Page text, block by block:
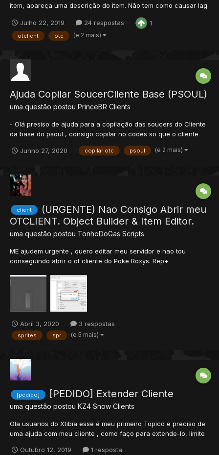
item, apareça uma descrição do item. Não tem como causar lag
do arquivo na TAG itemsList Vai em
otclient/modules/game_interface/widgets e abra o arquivo
Julho 22, 2019 24 respostas 1
otclient otc (e 2 mais)
Ajuda Copilar SoucerCliente Base (PSOUL)
uma questão postou PrinceBR Clients
- Olá presiso de ajuda para a copilação das soucers do Cliente
da base do psoul , consigo copilar no codes so que o cliente
copilado não abre e nem da erro não mostra nada, no visual
studio 2013 que pede a versao v10 para a copilação da soucers
Junho 27, 2020 copilar otc psoul (e 2 mais)
client
(URGENTE) Nao Consigo Abrir meu
OTCLIENT. Object Builder & Item Editor.
uma questão postou TonhoDoGas Scripts
ME ajudem urgente , quero editar meu servidor e nao tou
conseguindo abrir o ot cliente do Poke Roxys. Rep+
Abril 3, 2020 3 respostas
sprites spr (e 5 mais)
[pedido] [PEDIDO] Extender Cliente
uma questão postou KZ4 Snow Clients
Ola usuarios do Xtibia esse é meu primeiro Topico e preciso de
uma ajuda com meu cliente , como faço para extende-lo, limite
para facilitar meu trabalho poderiam me ajudar ?.
Outubro 12, 2019 1 resposta